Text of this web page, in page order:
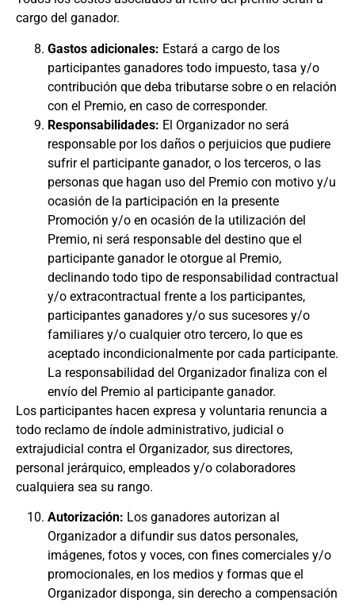
cargo del ganador.
Gastos adicionales: Estará a cargo de los
participantes ganadores todo impuesto, tasa y/o
contribución que deba tributarse sobre o en relación
con el Premio, en caso de corresponder.
Responsabilidades: El Organizador no será
responsable por los daños o perjuicios que pudiere
sufrir el participante ganador, o los terceros, o las
personas que hagan uso del Premio con motivo y/u
ocasión de la participación en la presente
Promoción y/o en ocasión de la utilización del
Premio, ni será responsable del destino que el
participante ganador le otorgue al Premio,
declinando todo tipo de responsabilidad contractual
y/o extracontractual frente a los participantes,
participantes ganadores y/o sus sucesores y/o
familiares y/o cualquier otro tercero, lo que es
aceptado incondicionalmente por cada participante.
La responsabilidad del Organizador finaliza con el
envío del Premio al participante ganador.
Los participantes hacen expresa y voluntaria renuncia a
todo reclamo de índole administrativo, judicial o
extrajudicial contra el Organizador, sus directores,
personal jerárquico, empleados y/o colaboradores
cualquiera sea su rango.
Autorización: Los ganadores autorizan al
Organizador a difundir sus datos personales,
imágenes, fotos y voces, con fines comerciales y/o
promocionales, en los medios y formas que el
Organizador disponga, sin derecho a compensación